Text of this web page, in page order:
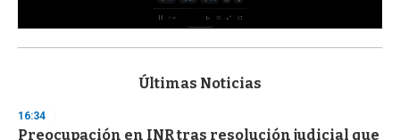
s
d
s
Últimas Noticias
16:34
Preocupación en INR tras resolución judicial que